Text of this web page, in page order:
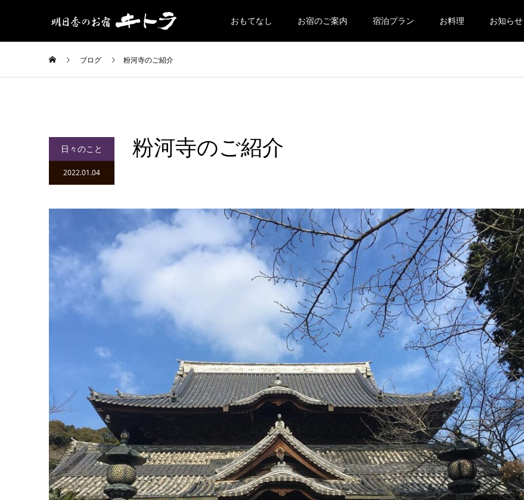
おもてなし お宿のご案内 宿泊プラン お料理 お知らせ
ブログ 粉河寺のご紹介
日々のこと
2022.01.04
粉河寺のご紹介